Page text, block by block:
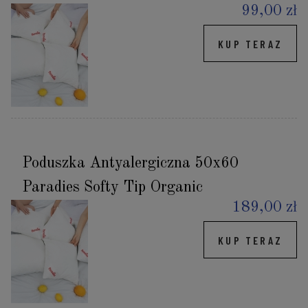
99,00 zł
KUP TERAZ
Poduszka Antyalergiczna 50x60
Paradies Softy Tip Organic
189,00 zł
KUP TERAZ